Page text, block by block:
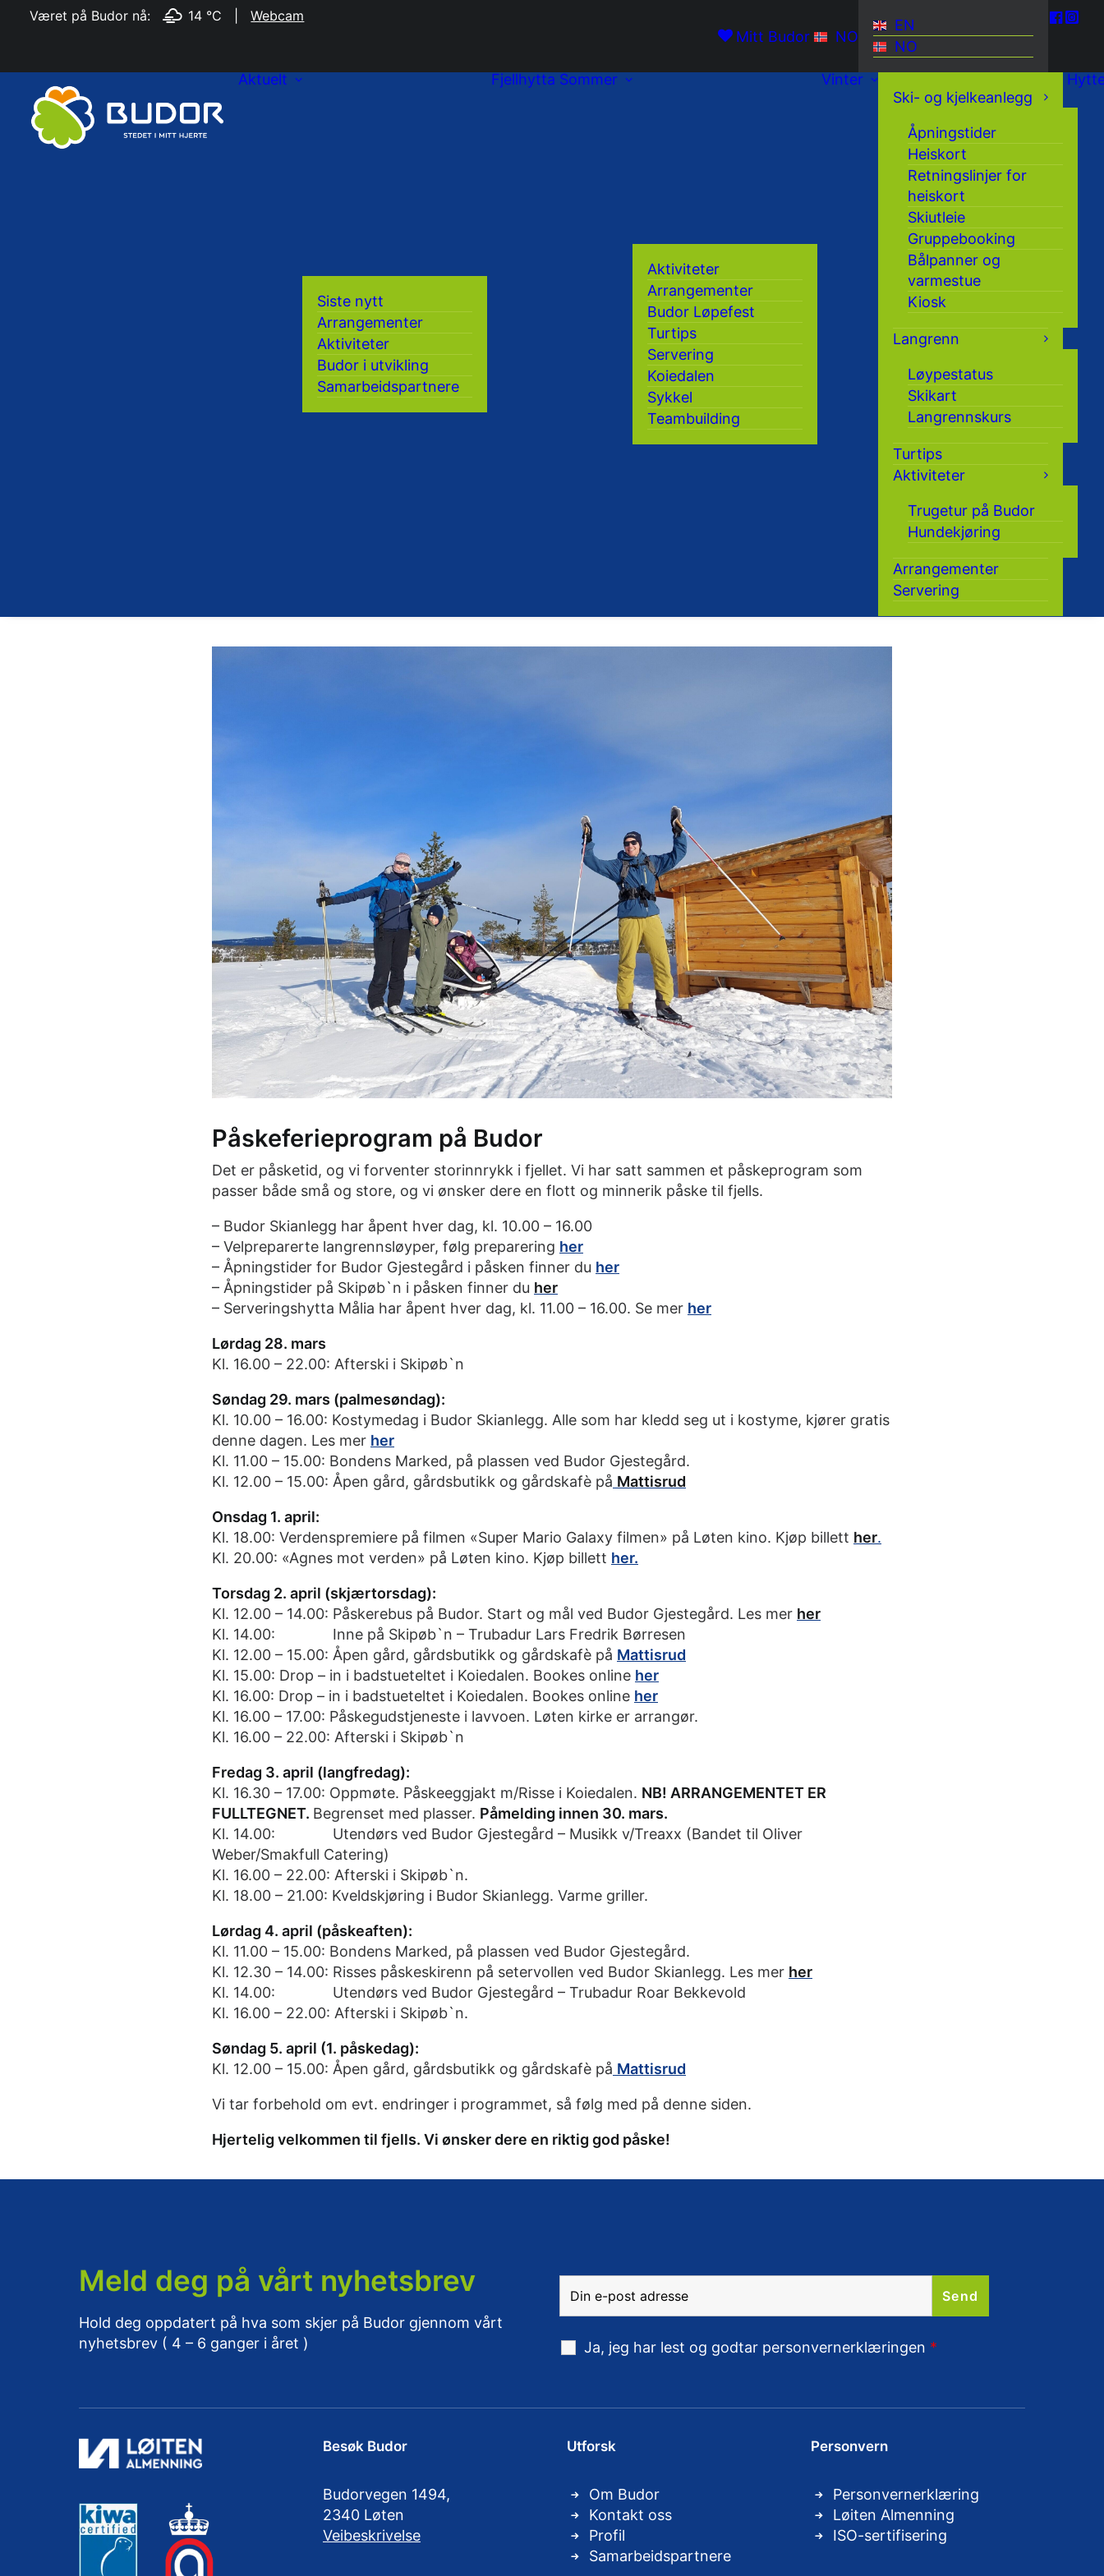
Været på Budor nå: 14 °C |Webcam
Mitt Budor NO
EN
NO
Aktuelt
Siste nytt
Arrangementer
Aktiviteter
Budor i utvikling
Samarbeidspartnere
Fjellhytta Sommer
Aktiviteter
Arrangementer
Budor Løpefest
Turtips
Servering
Koiedalen
Sykkel
Teambuilding
Vinter
Ski- og kjelkeanlegg
Åpningstider
Heiskort
Retningslinjer for
heiskort
Skiutleie
Gruppebooking
Bålpanner og
varmestue
Kiosk
Langrenn
Løypestatus
Skikart
Langrennskurs
Turtips
Aktiviteter
Trugetur på Budor
Hundekjøring
Arrangementer
Servering
Påskeferieprogram på Budor
Det er påsketid, og vi forventer storinnrykk i fjellet. Vi har satt sammen et påskeprogram som
passer både små og store, og vi ønsker dere en flott og minnerik påske til fjells.
– Budor Skianlegg har åpent hver dag, kl. 10.00 – 16.00
– Velpreparerte langrennsløyper, følg preparering her
– Åpningstider for Budor Gjestegård i påsken finner du her
– Åpningstider på Skipøb`n i påsken finner du her
– Serveringshytta Målia har åpent hver dag, kl. 11.00 – 16.00. Se mer her
Lørdag 28. mars
Kl. 16.00 – 22.00: Afterski i Skipøb`n
Søndag 29. mars (palmesøndag):
Kl. 10.00 – 16.00: Kostymedag i Budor Skianlegg. Alle som har kledd seg ut i kostyme, kjører gratis
denne dagen. Les mer her
Kl. 11.00 – 15.00: Bondens Marked, på plassen ved Budor Gjestegård.
Kl. 12.00 – 15.00: Åpen gård, gårdsbutikk og gårdskafè på Mattisrud
Onsdag 1. april:
Kl. 18.00: Verdenspremiere på filmen «Super Mario Galaxy filmen» på Løten kino. Kjøp billett her.
Kl. 20.00: «Agnes mot verden» på Løten kino. Kjøp billett her.
Torsdag 2. april (skjærtorsdag):
Kl. 12.00 – 14.00: Påskerebus på Budor. Start og mål ved Budor Gjestegård. Les mer her
Kl. 14.00: Inne på Skipøb`n – Trubadur Lars Fredrik Børresen
Kl. 12.00 – 15.00: Åpen gård, gårdsbutikk og gårdskafè på Mattisrud
Kl. 15.00: Drop – in i badstueteltet i Koiedalen. Bookes online her
Kl. 16.00: Drop – in i badstueteltet i Koiedalen. Bookes online her
Kl. 16.00 – 17.00: Påskegudstjeneste i lavvoen. Løten kirke er arrangør.
Kl. 16.00 – 22.00: Afterski i Skipøb`n
Fredag 3. april (langfredag):
Kl. 16.30 – 17.00: Oppmøte. Påskeeggjakt m/Risse i Koiedalen. NB! ARRANGEMENTET ER
FULLTEGNET. Begrenset med plasser. Påmelding innen 30. mars.
Kl. 14.00: Utendørs ved Budor Gjestegård – Musikk v/Treaxx (Bandet til Oliver
Weber/Smakfull Catering)
Kl. 16.00 – 22.00: Afterski i Skipøb`n.
Kl. 18.00 – 21.00: Kveldskjøring i Budor Skianlegg. Varme griller.
Lørdag 4. april (påskeaften):
Kl. 11.00 – 15.00: Bondens Marked, på plassen ved Budor Gjestegård.
Kl. 12.30 – 14.00: Risses påskeskirenn på setervollen ved Budor Skianlegg. Les mer her
Kl. 14.00: Utendørs ved Budor Gjestegård – Trubadur Roar Bekkevold
Kl. 16.00 – 22.00: Afterski i Skipøb`n.
Søndag 5. april (1. påskedag):
Kl. 12.00 – 15.00: Åpen gård, gårdsbutikk og gårdskafè på Mattisrud
Vi tar forbehold om evt. endringer i programmet, så følg med på denne siden.
Hjertelig velkommen til fjells. Vi ønsker dere en riktig god påske!
Meld deg på vårt nyhetsbrev
Hold deg oppdatert på hva som skjer på Budor gjennom vårt
nyhetsbrev ( 4 – 6 ganger i året )
Ja, jeg har lest og godtar personvernerklæringen *
Besøk Budor
Budorvegen 1494,
2340 Løten
Veibeskrivelse
Utforsk
Om Budor
Kontakt oss
Profil
Samarbeidspartnere
Personvern
Personvernerklæring
Løiten Almenning
ISO-sertifisering